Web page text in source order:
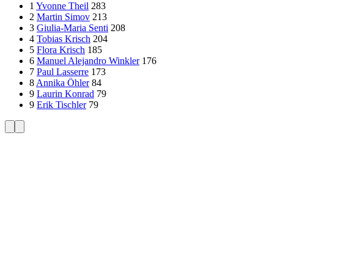
1 Yvonne Theil 283
2 Martin Simov 213
3 Giulia-Maria Senti 208
4 Tobias Krisch 204
5 Flora Krisch 185
6 Manuel Alejandro Winkler 176
7 Paul Lasserre 173
8Annika Öhler 84
9 Laurin Konrad 79
9 Erik Tischler 79